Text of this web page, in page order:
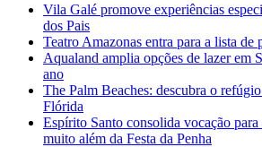
Vila Galé promove experiências
dos Pais
Teatro Amazonas entra para a lista de
Aqualand amplia opções de lazer em
ano
The Palm Beaches: descubra o
Flórida
Espírito Santo consolida vocação
muito além da Festa da Penha